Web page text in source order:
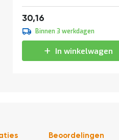
Vanaf
30,16
Binnen 3 werkdagen
In winkelwagen
Beoordelingen